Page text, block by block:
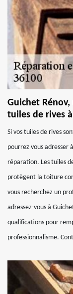
Guichet
tuiles de rives
Si vos tuiles de rives
pourrez vous adresser
réparation. Les tuiles
protègent la toiture
vous recherchez un
adressez-vous à
qualifications pour
professionnalisme.